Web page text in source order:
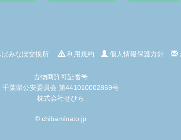
みなぽ交換所 利用規約 個人情報保護方針
古物商許可証番号
千葉県公安委員会 第441010002869号
株式会社せひら
© chibaminato.jp